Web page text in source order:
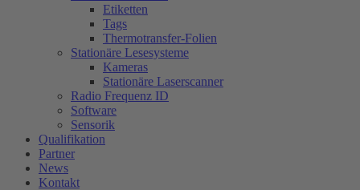
Etiketten
Tags
Thermotransfer-Folien
Stationäre Lesesysteme
Kameras
Stationäre Laserscanner
Radio Frequenz ID
Software
Sensorik
Qualifikation
Partner
News
Kontakt